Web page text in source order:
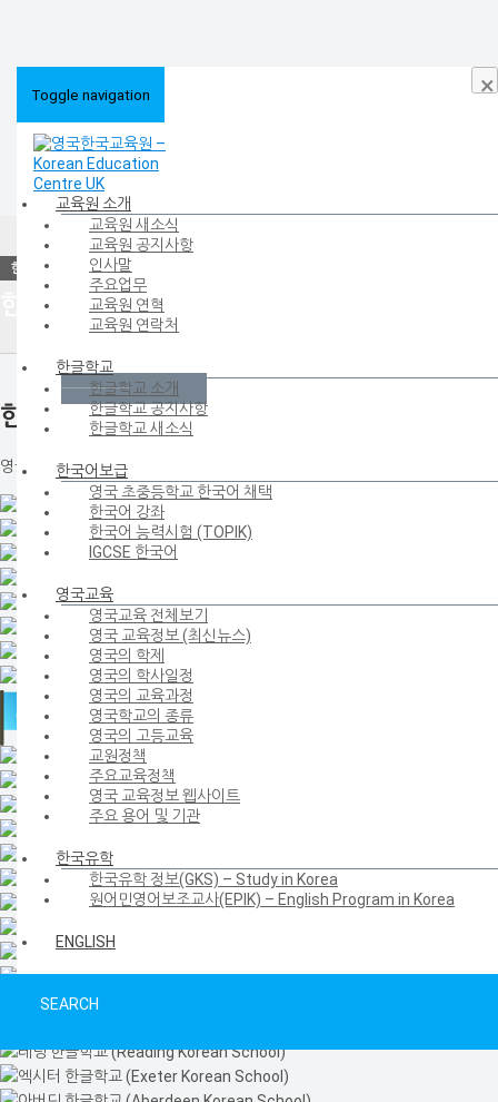
Toggle navigation
교육원 소개
교육원 새소식
교육원 공지사항
인사말
주요업무
교육원 연혁
교육원 연락처
한글학교
한글학교 소개
한글학교 공지사항
한글학교 새소식
한국어보급
영국 초중등학교 한국어 채택
한국어 강좌
한국어 능력시험 (TOPIK)
IGCSE 한국어
영국교육
영국교육 전체보기
영국 교육정보 (최신뉴스)
영국의 학제
영국의 학사일정
영국의 교육과정
영국학교의 종류
영국의 고등교육
교원정책
주요교육정책
영국 교육정보 웹사이트
주요 용어 및 기관
한국유학
한국유학 정보(GKS) – Study in Korea
원어민영어보조교사(EPIK) – English Program in Korea
ENGLISH
SEARCH
×
한글학교 > 한글학교 소개
한글학교 소개
한글학교
영국에서 운영중인 한글학교를 소개합니다.